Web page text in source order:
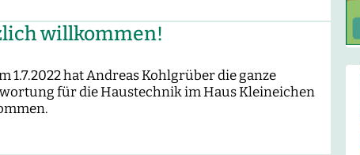
willkommen!
1.7.2022 hat Andreas Kohlgrüber die ganze
für die Haustechnik im Haus Kleineichen